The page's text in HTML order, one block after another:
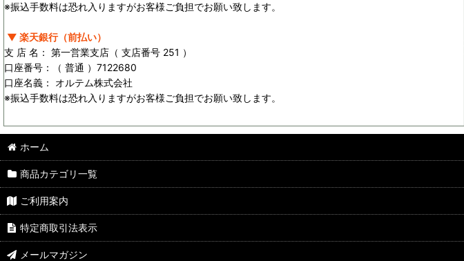
※振込手数料は恐れ入りますがお客様ご負担でお願い致します。
▼ 楽天銀行（前払い）
支 店 名： 第一営業支店（ 支店番号 251 ）
口座番号：（ 普通 ）7122680
口座名義： オルテム株式会社
※振込手数料は恐れ入りますがお客様ご負担でお願い致します。
ホーム
商品カテゴリ一覧
ご利用案内
特定商取引法表示
メールマガジン